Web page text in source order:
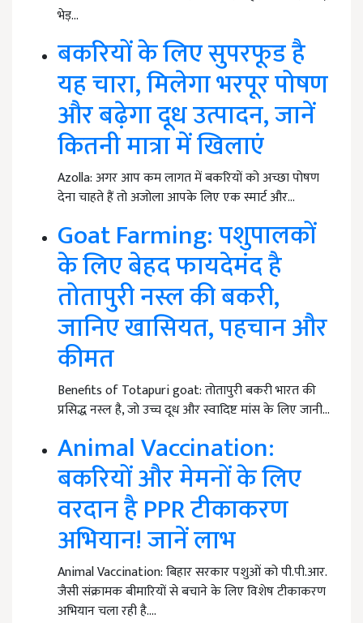
भेड़…
बकरियों के लिए सुपरफूड है
यह चारा, मिलेगा भरपूर पोषण
और बढ़ेगा दूध उत्पादन, जानें
कितनी मात्रा में खिलाएं
Azolla: अगर आप कम लागत में बकरियों को अच्छा पोषण
देना चाहते हैं तो अजोला आपके लिए एक स्मार्ट और…
Goat Farming: पशुपालकों
के लिए बेहद फायदेमंद है
तोतापुरी नस्ल की बकरी,
जानिए खासियत, पहचान और
कीमत
Benefits of Totapuri goat: तोतापुरी बकरी भारत की
प्रसिद्ध नस्ल है, जो उच्च दूध और स्वादिष्ट मांस के लिए जानी…
Animal Vaccination:
बकरियों और मेमनों के लिए
वरदान है PPR टीकाकरण
अभियान! जानें लाभ
Animal Vaccination: बिहार सरकार पशुओं को पी.पी.आर.
जैसी संक्रामक बीमारियों से बचाने के लिए विशेष टीकाकरण
अभियान चला रही है.…